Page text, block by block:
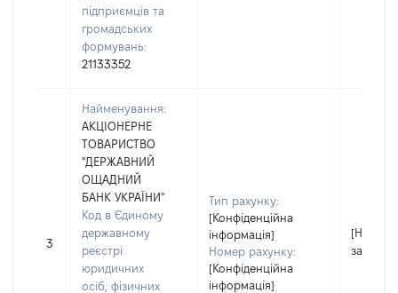
підприємців та
громадських
формувань:
21133352
3
Найменування:
АКЦІОНЕРНЕ
ТОВАРИСТВО
"ДЕРЖАВНИЙ
ОЩАДНИЙ
БАНК УКРАЇНИ"
Код в Єдиному
державному
реєстрі
юридичних
осіб, фізичних
Тип рахунку:
[Конфіденційна
інформація]
Номер рахунку:
[Конфіденційна
інформація]
[Не